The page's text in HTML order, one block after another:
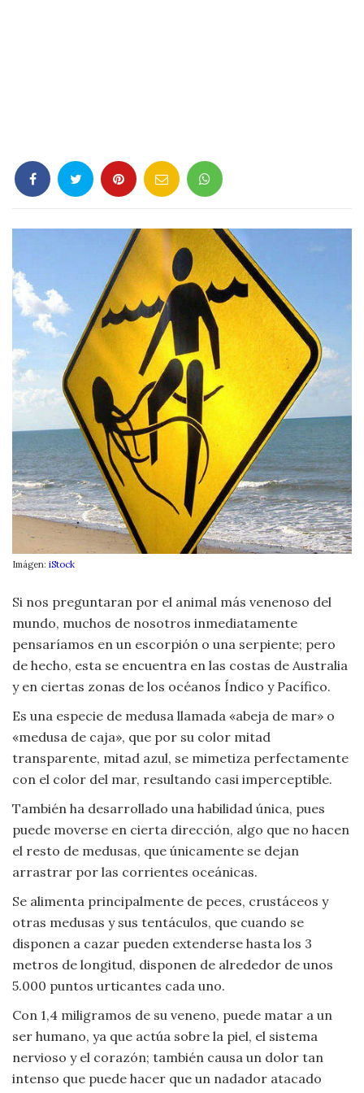
Gastronomía
Leyes
Literatura
Moda
y
Tendencias
Naturaleza
Psicología
Religión
Sociología
Tecnología
Viajar
Imágen: iStock
Si nos preguntaran por el animal más venenoso del
mundo, muchos de nosotros inmediatamente
pensaríamos en un escorpión o una serpiente; pero
de hecho, esta se encuentra en las costas de Australia
y en ciertas zonas de los océanos Índico y Pacífico.
Es una especie de medusa llamada «abeja de mar» o
«medusa de caja», que por su color mitad
transparente, mitad azul, se mimetiza perfectamente
con el color del mar, resultando casi imperceptible.
También ha desarrollado una habilidad única, pues
puede moverse en cierta dirección, algo que no hacen
el resto de medusas, que únicamente se dejan
arrastrar por las corrientes oceánicas.
Se alimenta principalmente de peces, crustáceos y
otras medusas y sus tentáculos, que cuando se
disponen a cazar pueden extenderse hasta los 3
metros de longitud, disponen de alrededor de unos
5.000 puntos urticantes cada uno.
Con 1,4 miligramos de su veneno, puede matar a un
ser humano, ya que actúa sobre la piel, el sistema
nervioso y el corazón; también causa un dolor tan
intenso que puede hacer que un nadador atacado